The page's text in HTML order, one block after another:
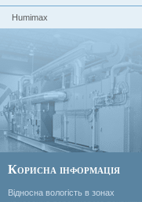
Humimax
Корисна інформація
Відносна вологість в зонах